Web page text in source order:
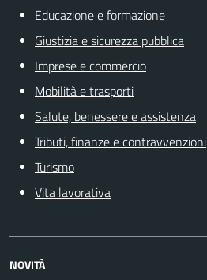
Educazione e formazione
Giustizia e sicurezza pubblica
Imprese e commercio
Mobilità e trasporti
Salute, benessere e assistenza
Tributi, finanze e contravvenzioni
Turismo
Vita lavorativa
NOVITÀ